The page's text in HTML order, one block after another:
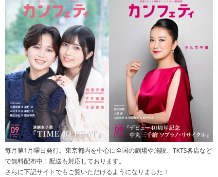
毎月第1月曜日発行。東京都内を中心に全国の劇場や施設、TKTS各店など
で無料配布中！配送も対応しております。
さらに下記サイトでもご覧いただけるようになりました！